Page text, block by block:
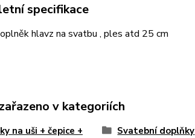
specifikace
hlavz na svatbu , ples atd 25 cm
v kategoriích
na uši + čepice +
Svatební doplňky